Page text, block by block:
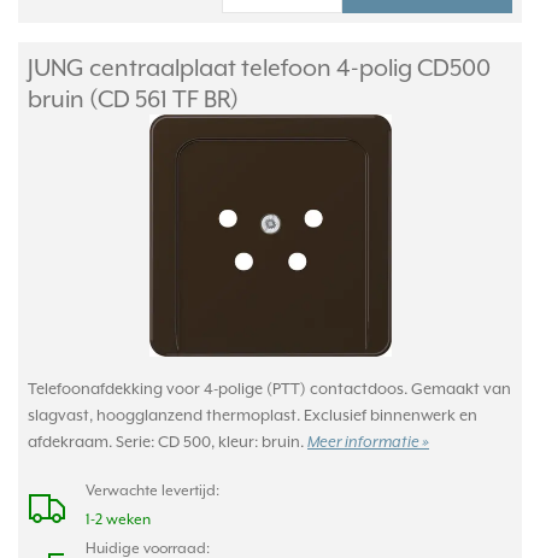
JUNG centraalplaat telefoon 4-polig CD500
bruin (CD 561 TF BR)
Telefoonafdekking voor 4-polige (PTT) contactdoos. Gemaakt van
slagvast, hoogglanzend thermoplast. Exclusief binnenwerk en
afdekraam. Serie: CD 500, kleur: bruin. Meer informatie »
Verwachte levertijd:
1-2 weken
Huidige voorraad: